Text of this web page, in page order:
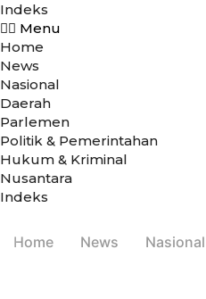
Indeks
Menu
Home
News
Nasional
Daerah
Parlemen
Politik & Pemerintahan
Hukum & Kriminal
Nusantara
Indeks
Home News Nasional